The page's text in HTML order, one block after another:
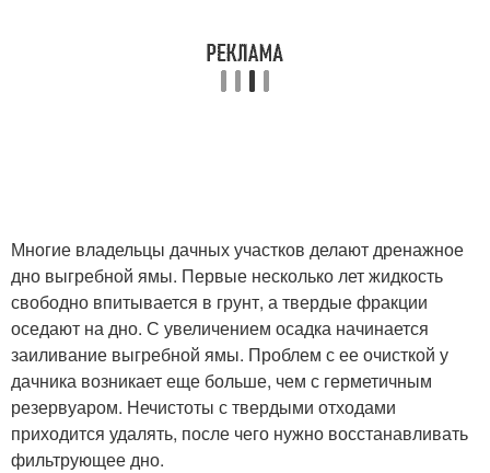
Многие владельцы дачных участков делают дренажное
дно выгребной ямы. Первые несколько лет жидкость
свободно впитывается в грунт, а твердые фракции
оседают на дно. С увеличением осадка начинается
заиливание выгребной ямы. Проблем с ее очисткой у
дачника возникает еще больше, чем с герметичным
резервуаром. Нечистоты с твердыми отходами
приходится удалять, после чего нужно восстанавливать
фильтрующее дно.